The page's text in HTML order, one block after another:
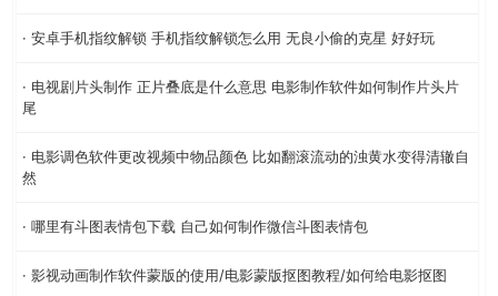
· 安卓手机指纹解锁 手机指纹解锁怎么用 无良小偷的克星 好好玩
· 电视剧片头制作 正片叠底是什么意思 电影制作软件如何制作片头片
尾
· 电影调色软件更改视频中物品颜色 比如翻滚流动的浊黄水变得清辙自
然
· 哪里有斗图表情包下载 自己如何制作微信斗图表情包
· 影视动画制作软件蒙版的使用/电影蒙版抠图教程/如何给电影抠图